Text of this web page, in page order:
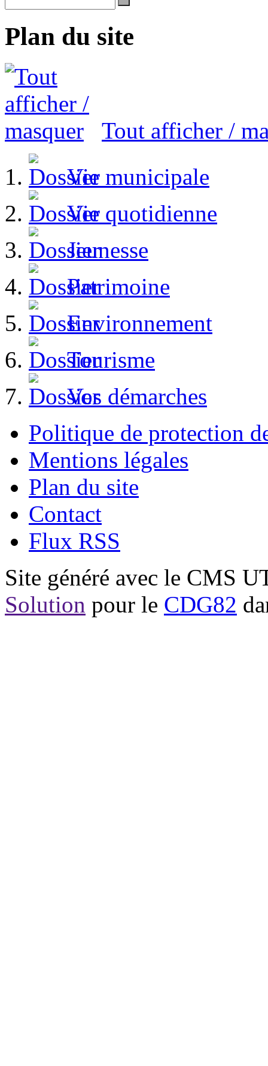
Plan du site
Tout afficher /
Vie municipale
Vie quotidienne
Jeunesse
Patrimoine
Environnement
Tourisme
Vos démarches
Politique de protection
Mentions légales
Plan du site
Contact
Flux RSS
Site généré avec le CMS
Solution pour le CDG82